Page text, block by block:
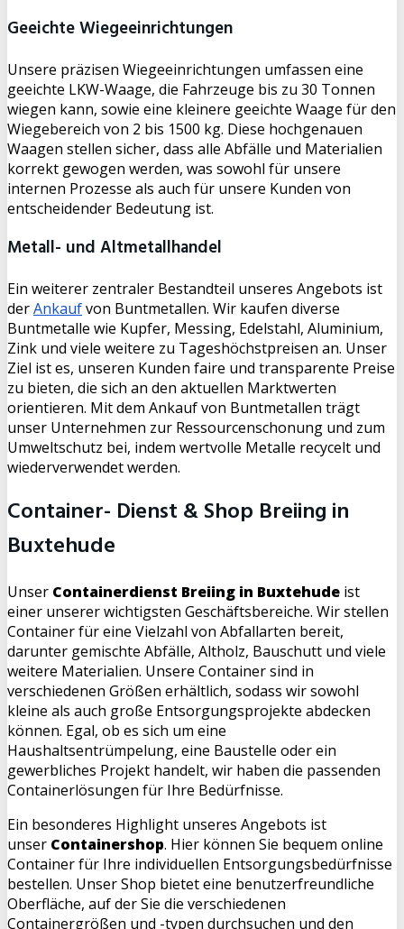
Geeichte Wiegeeinrichtungen
Unsere präzisen Wiegeeinrichtungen umfassen eine
geeichte LKW-Waage, die Fahrzeuge bis zu 30 Tonnen
wiegen kann, sowie eine kleinere geeichte Waage für den
Wiegebereich von 2 bis 1500 kg. Diese hochgenauen
Waagen stellen sicher, dass alle Abfälle und Materialien
korrekt gewogen werden, was sowohl für unsere
internen Prozesse als auch für unsere Kunden von
entscheidender Bedeutung ist.
Metall- und Altmetallhandel
Ein weiterer zentraler Bestandteil unseres Angebots ist
derAnkaufvon Buntmetallen. Wir kaufen diverse
Buntmetalle wie Kupfer, Messing, Edelstahl, Aluminium,
Zink und viele weitere zu Tageshöchstpreisen an. Unser
Ziel ist es, unseren Kunden faire und transparente Preise
zu bieten, die sich an den aktuellen Marktwerten
orientieren. Mit dem Ankauf von Buntmetallen trägt
unser Unternehmen zur Ressourcenschonung und zum
Umweltschutz bei, indem wertvolle Metalle recycelt und
wiederverwendet werden.
Container- Dienst & Shop Breiing in
Buxtehude
Unser Containerdienst Breiing in Buxtehude ist
einer unserer wichtigsten Geschäftsbereiche. Wir stellen
Container für eine Vielzahl von Abfallarten bereit,
darunter gemischte Abfälle, Altholz, Bauschutt und viele
weitere Materialien. Unsere Container sind in
verschiedenen Größen erhältlich, sodass wir sowohl
kleine als auch große Entsorgungsprojekte abdecken
können. Egal, ob es sich um eine
Haushaltsentrümpelung, eine Baustelle oder ein
gewerbliches Projekt handelt, wir haben die passenden
Containerlösungen für Ihre Bedürfnisse.
Ein besonderes Highlight unseres Angebots ist
unser Containershop. Hier können Sie bequem online
Container für Ihre individuellen Entsorgungsbedürfnisse
bestellen. Unser Shop bietet eine benutzerfreundliche
Oberfläche, auf der Sie die verschiedenen
Containergrößen und -typen durchsuchen und den